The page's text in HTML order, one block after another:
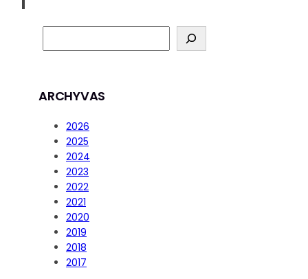
ARCHYVAS
2026
2025
2024
2023
2022
2021
2020
2019
2018
2017